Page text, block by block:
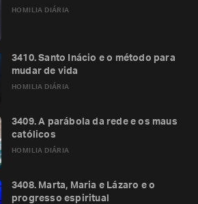
HOMILIA DIÁRIA
HOMILIA DIÁRIA
3410. Santo Inácio e o método para
mudar de vida
HOMILIA DIÁRIA
3409. A parábola da rede e os maus
católicos
3408. Marta, Maria e Lázaro e o
progresso espiritual